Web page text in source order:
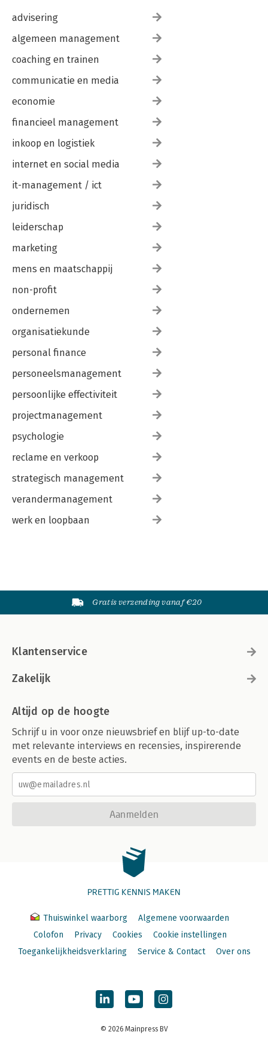
advisering
algemeen management
coaching en trainen
communicatie en media
economie
financieel management
inkoop en logistiek
internet en social media
it-management / ict
juridisch
leiderschap
marketing
mens en maatschappij
non-profit
ondernemen
organisatiekunde
personal finance
personeelsmanagement
persoonlijke effectiviteit
projectmanagement
psychologie
reclame en verkoop
strategisch management
verandermanagement
werk en loopbaan
Gratis verzending vanaf €20
Klantenservice
Zakelijk
Altijd op de hoogte
Schrijf u in voor onze nieuwsbrief en blijf up-to-date
met relevante interviews en recensies, inspirerende
events en de beste acties.
Aanmelden
PRETTIG KENNIS MAKEN
Thuiswinkel waarborg
Algemene voorwaarden
Colofon
Privacy Cookies
Cookie instellingen
Toegankelijkheidsverklaring
Service & Contact Over ons
© 2026 Mainpress BV